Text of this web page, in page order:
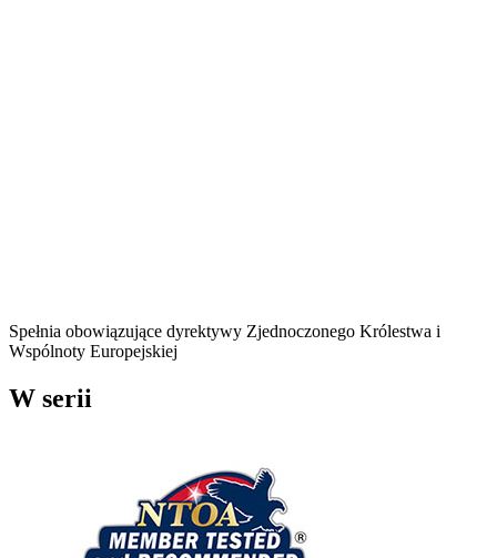
Spełnia obowiązujące dyrektywy Zjednoczonego Królestwa i
Wspólnoty Europejskiej
W serii